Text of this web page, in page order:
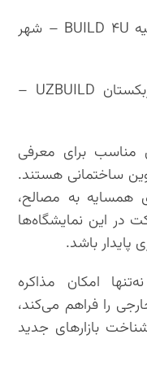
نمایشگاه صنعت ساختمان ترکیه BUILD ۴U – شهر
نمایشگاه صنعت ساختمان ازبکستان UZBUILD –
مناسب برای معرفی
ساختمانی هستند.
همسایه به مصالح،
در این نمایشگاه‌ها
پایدار باشد.
امکان مذاکره
را فراهم می‌کند،
بازارهای جدید